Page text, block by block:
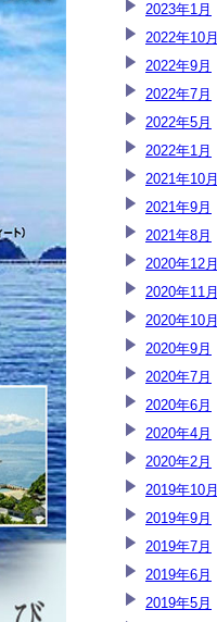
2023年1月
2022年10月
2022年9月
2022年7月
2022年5月
2022年1月
2021年10月
2021年9月
2021年8月
2020年12月
2020年11月
2020年10月
2020年9月
2020年7月
2020年6月
2020年4月
2020年2月
2019年10月
2019年9月
2019年7月
2019年6月
2019年5月